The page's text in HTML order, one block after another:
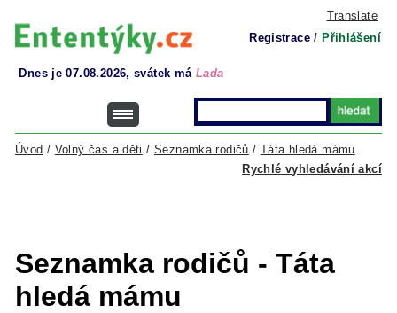
Translate
Registrace / Přihlášení
Dnes je 07.08.2026, svátek má Lada
Rychlé vyhledávání akcí
Úvod / Volný čas a děti /Seznamka rodičů / Táta hledá mámu
Seznamka rodičů - Táta
hledá mámu